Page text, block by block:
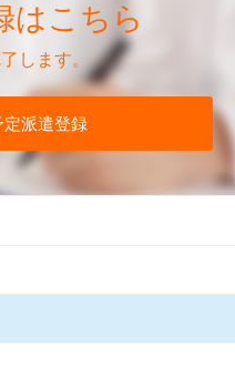
はこちら
します。
派遣登録